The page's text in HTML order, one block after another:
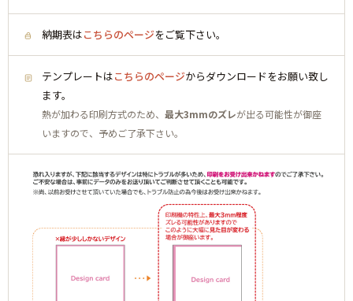
納期表はこちらのページをご覧下さい。
テンプレートはこちらのページからダウンロードをお願い致し
ます。
熱が加わる印刷方式のため、 最大3mmのズレが出る可能性が御座
いますので、予めご了承下さい。